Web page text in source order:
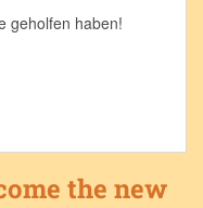
geholfen haben!
the new